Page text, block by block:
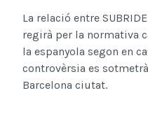
La relació entre
regirà per la normativa
la espanyola segon en
controvèrsia es
Barcelona ciutat.